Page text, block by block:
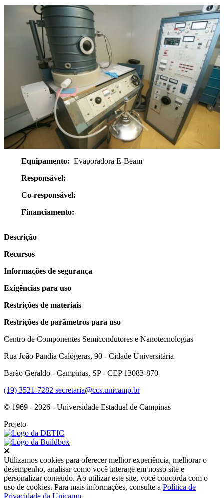
Equipamento: Evaporadora E-Beam
Responsável:
Co-responsável:
Financiamento:
Descrição
Recursos
Informações de segurança
Exigências para uso
Restrições de materiais
Restrições de parâmetros para uso
Centro de Componentes Semicondutores e Nanotecnologias
Rua João Pandia Calógeras, 90 - Cidade Universitária
Barão Geraldo - Campinas, SP - CEP 13083-870
(19) 3521-7282 secretaria@ccs.unicamp.br
© 1969 - 2026 - Universidade Estadual de Campinas
Projeto
Utilizamos cookies para oferecer melhor experiência, melhorar o
desempenho, analisar como você interage em nosso site e
personalizar conteúdo. Ao utilizar este site, você concorda com o
uso de cookies. Para mais informações, consulte a Política de
Privacidade da Unicamp.